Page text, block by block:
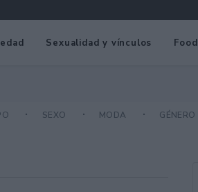
Sexualidad y vínculos Food
SEXO MODA GÉNERO